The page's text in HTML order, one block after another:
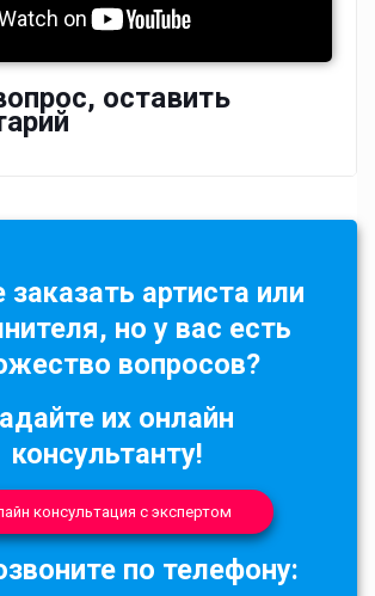
оставить
заказать артиста или
но у вас есть
вопросов?
их онлайн
консультанту!
консультация с экспертом
по телефону: